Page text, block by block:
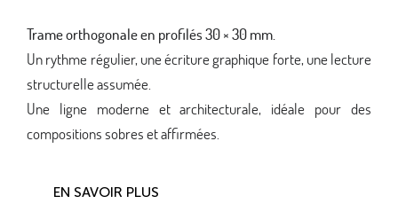
Trame orthogonale en profilés 30 × 30 mm.
Un rythme régulier, une écriture graphique forte, une lecture
structurelle assumée.
Une ligne moderne et architecturale, idéale pour des
compositions sobres et affirmées.
EN SAVOIR PLUS